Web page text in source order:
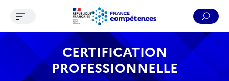
Contenu Recherche Menu Pied de page
Ouvrir le menu de navigation
CERTIFICATION
PROFESSIONNELLE